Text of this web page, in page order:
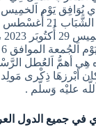
2023 ، وَعُطلَة عِيد
، فَهذِه هِي أهمُّ اَلعُطل
أبْرزهَا ذِكْرى مَولِد
عليْه وَسلَّم .
جميع الدول العربية